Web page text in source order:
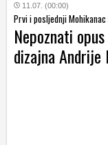
11.07. (00:00)
Prvi i posljednji
Nepoznati
dizajna Andrije